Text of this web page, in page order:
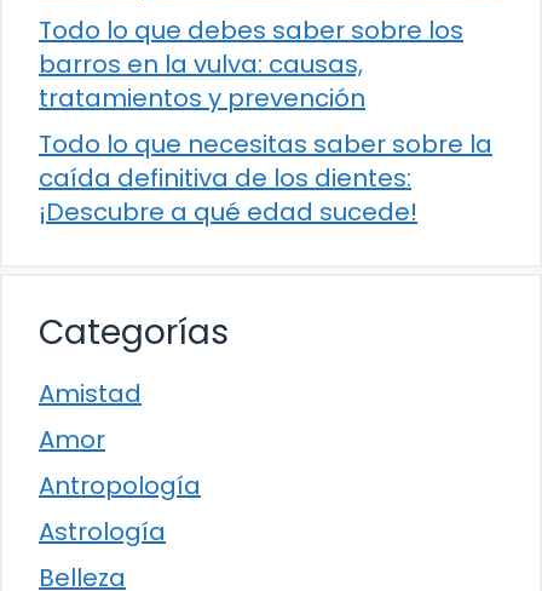
Todo lo que debes saber sobre los
barros en la vulva: causas,
tratamientos y prevención
Todo lo que necesitas saber sobre la
caída definitiva de los dientes:
¡Descubre a qué edad sucede!
Categorías
Amistad
Amor
Antropología
Astrología
Belleza